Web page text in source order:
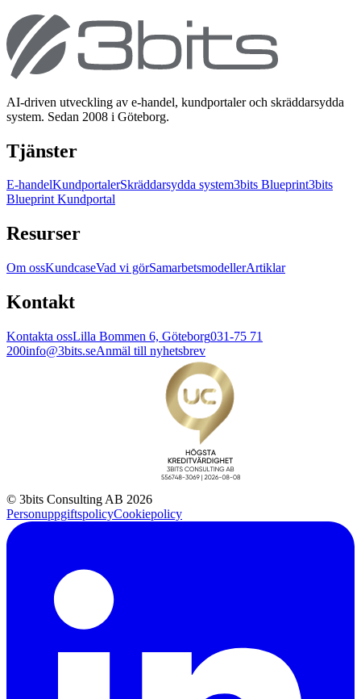
AI-driven utveckling av e-handel, kundportaler och skräddarsydda
system. Sedan 2008 i Göteborg.
Tjänster
E-handelKundportalerSkräddarsydda system3bits Blueprint3bits
Blueprint Kundportal
Resurser
Om ossKundcaseVad vi görSamarbetsmodellerArtiklar
Kontakt
Kontakta ossLilla Bommen 6, Göteborg031-75 71
200info@3bits.seAnmäl till nyhetsbrev
© 3bits Consulting AB 2026
PersonuppgiftspolicyCookiepolicy